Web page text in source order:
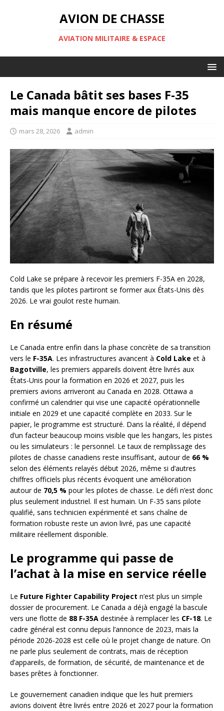
AVION DE CHASSE
AVIATION MILITAIRE & ESPACE
Le Canada bâtit ses bases F-35
mais manque encore de pilotes
mars 28, 2026 admin
Cold Lake se prépare à recevoir les premiers F-35A en 2028,
tandis que les pilotes partiront se former aux États-Unis dès
2026. Le vrai goulot reste humain.
En résumé
Le Canada entre enfin dans la phase concrète de sa transition
vers le F-35A. Les infrastructures avancent à Cold Lake et à
Bagotville, les premiers appareils doivent être livrés aux
États-Unis pour la formation en 2026 et 2027, puis les
premiers avions arriveront au Canada en 2028. Ottawa a
confirmé un calendrier qui vise une capacité opérationnelle
initiale en 2029 et une capacité complète en 2033. Sur le
papier, le programme est structuré. Dans la réalité, il dépend
d’un facteur beaucoup moins visible que les hangars, les pistes
ou les simulateurs : le personnel. Le taux de remplissage des
pilotes de chasse canadiens reste insuffisant, autour de 66 %
selon des éléments relayés début 2026, même si d’autres
chiffres officiels plus récents évoquent une amélioration
autour de 70,5 % pour les pilotes de chasse. Le défi n’est donc
plus seulement industriel. Il est humain. Un F-35 sans pilote
qualifié, sans technicien expérimenté et sans chaîne de
formation robuste reste un avion livré, pas une capacité
militaire réellement disponible.
Le programme qui passe de
l’achat à la mise en service réelle
Le Future Fighter Capability Project n’est plus un simple
dossier de procurement. Le Canada a déjà engagé la bascule
vers une flotte de 88 F-35A destinée à remplacer les CF-18. Le
cadre général est connu depuis l’annonce de 2023, mais la
période 2026-2028 est celle où le projet change de nature. On
ne parle plus seulement de contrats, mais de réception
d’appareils, de formation, de sécurité, de maintenance et de
bases prêtes à fonctionner.
Le gouvernement canadien indique que les huit premiers
avions doivent être livrés entre 2026 et 2027 pour la formation